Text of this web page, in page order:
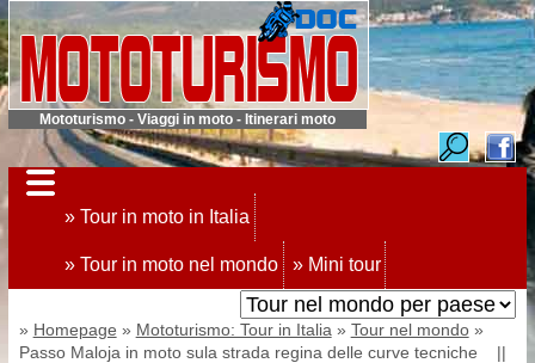
Mototurismo - Viaggi in moto - Itinerari moto
» Tour in moto in Italia
» Tour in moto nel mondo » Mini tour
» Homepage » Mototurismo: Tour in Italia » Tour nel mondo»
Passo Maloja in moto sula strada regina delle curve tecniche ||